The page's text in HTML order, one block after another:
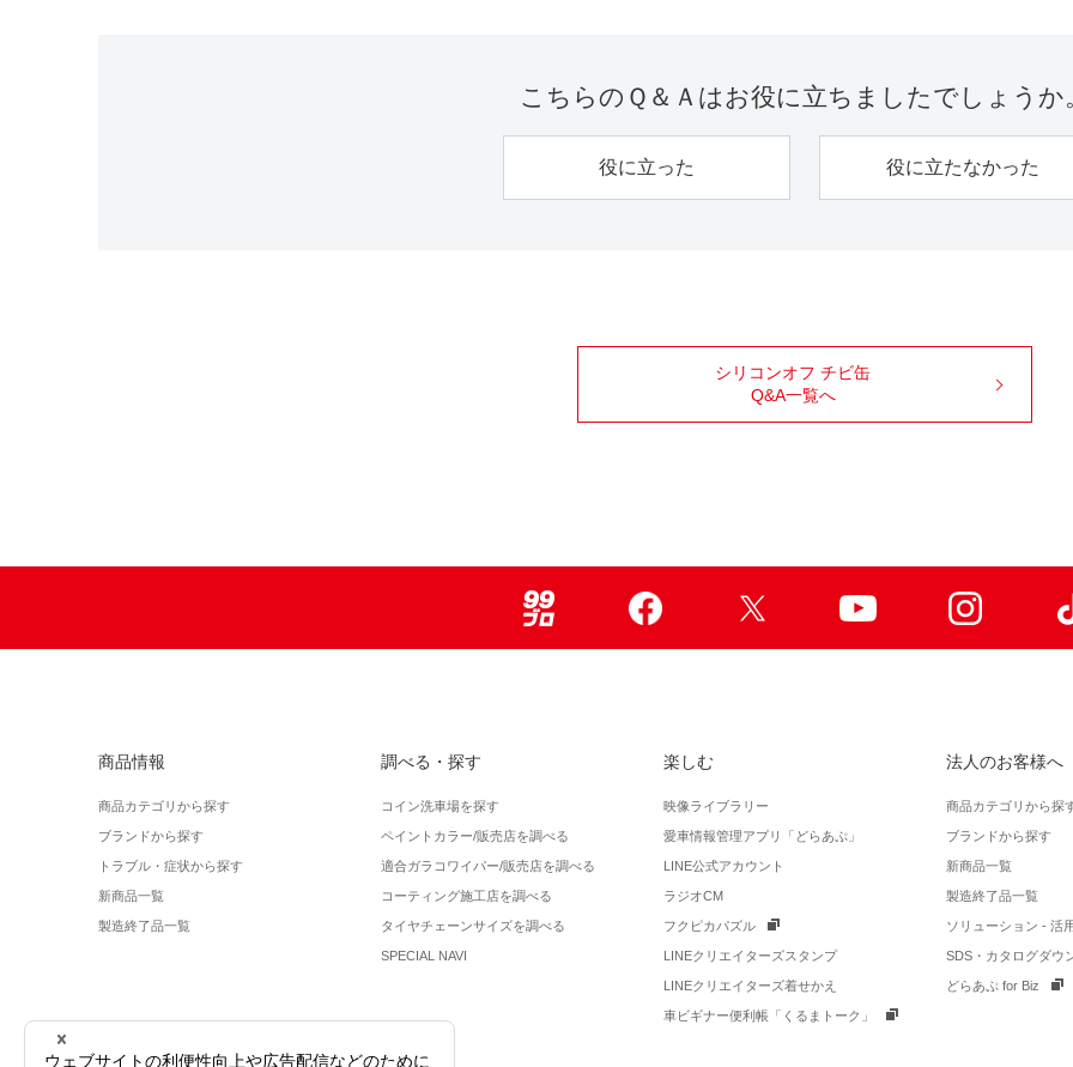
こちらのＱ＆Ａは お役に立ちましたでしょうか
役に立った 役に立たなかった
シリコンオフ チビ缶
Q&A一覧へ
商品情報
商品カテゴリから探す
ブランドから探す
トラブル・症状から探す
新商品一覧
製造終了品一覧
調べる・探す
コイン洗車場を探す
ペイントカラー/販売店を調べる
適合ガラコワイパー/販売店を調べる
コーティング施工店を調べる
タイヤチェーンサイズを調べる
SPECIAL NAVI
楽しむ
映像ライブラリー
愛車情報管理アプリ「どらあぷ」
LINE公式アカウント
ラジオCM
フクピカパズル
LINEクリエイターズスタンプ
LINEクリエイターズ着せかえ
車ビギナー便利帳「くるまトーク」
法人のお客様へ
商品カテゴリから探
ブランドから探す
新商品一覧
製造終了品一覧
ソリューション - 活
SDS・カタログダウ
どらあぷ for Biz